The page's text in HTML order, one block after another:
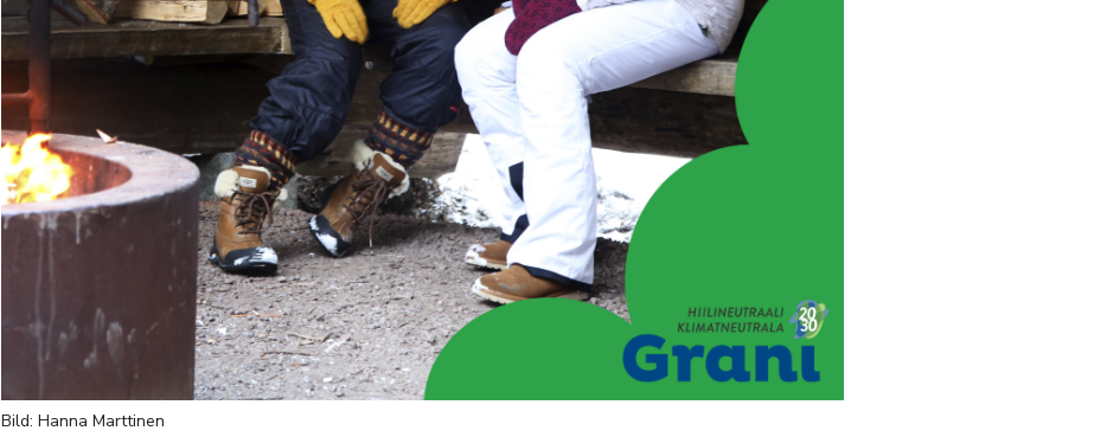
Bild: Hanna Marttinen